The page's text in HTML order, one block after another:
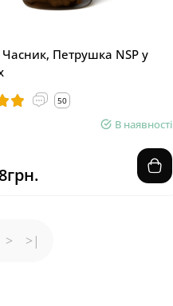
Петрушка NSP у
50
В наявності
> >|